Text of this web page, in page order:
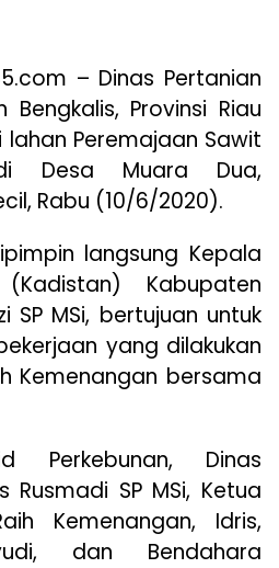
– Dinas Pertanian
Provinsi Riau
lahan Peremajaan Sawit
Desa Muara Dua,
Rabu (10/6/2020).
langsung Kepala
Kabupaten
SP MSi, bertujuan untuk
yang dilakukan
Kemenangan bersama
Perkebunan, Dinas
Rusmadi SP MSi, Ketua
Kemenangan, Idris,
dan Bendahara